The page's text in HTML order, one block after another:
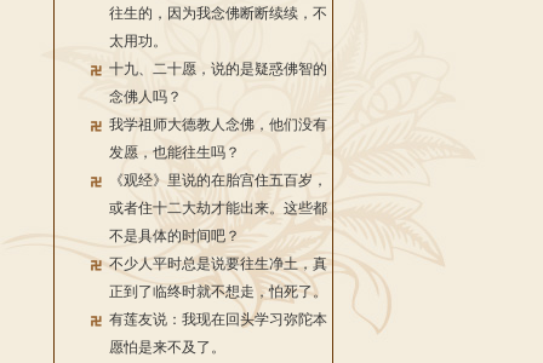
往生的，因为我念佛断断续续，不
太用功。
十九、二十愿，说的是疑惑佛智的
念佛人吗？
我学祖师大德教人念佛，他们没有
发愿，也能往生吗？
《观经》里说的在胎宫住五百岁，
或者住十二大劫才能出来。这些都
不是具体的时间吧？
不少人平时总是说要往生净土，真
正到了临终时就不想走，怕死了。
有莲友说：我现在回头学习弥陀本
愿怕是来不及了。